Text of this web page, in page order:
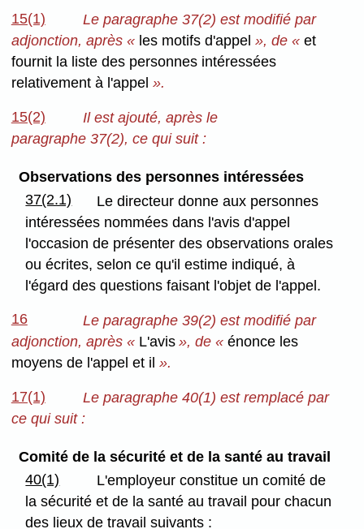
15(1)
Le paragraphe 37(2) est modifié par
adjonction, après « les motifs d'appel », de « et
fournit la liste des personnes intéressées
relativement à l'appel ».
15(2)
Il est ajouté, après le
paragraphe 37(2), ce qui suit :
Observations des personnes intéressées
37(2.1)
Le directeur donne aux personnes
intéressées nommées dans l'avis d'appel
l'occasion de présenter des observations orales
ou écrites, selon ce qu'il estime indiqué, à
l'égard des questions faisant l'objet de l'appel.
16
Le paragraphe 39(2) est modifié par
adjonction, après « L'avis», de « énonce les
moyens de l'appel et il ».
17(1)
Le paragraphe 40(1) est remplacé par
ce qui suit :
Comité de la sécurité et de la santé au travail
40(1)
L'employeur constitue un comité de
la sécurité et de la santé au travail pour chacun
des lieux de travail suivants :